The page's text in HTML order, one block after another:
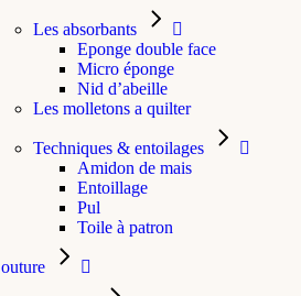
Les absorbants
Eponge double face
Micro éponge
Nid d’abeille
Les molletons a quilter
Techniques & entoilages
Amidon de mais
Entoillage
Pul
Toile à patron